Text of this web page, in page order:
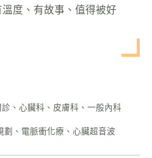
度、有故事、值得被好
、心臟科、皮膚科、一般內科
劃、電脈衝化療、心臟超音波